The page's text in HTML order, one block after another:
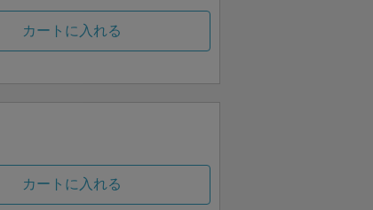
カートに入れる
カートに入れる